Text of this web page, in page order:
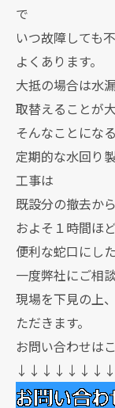
で
いつ故障しても
よくあります。
大抵の場合は水
取替えることが大
そんなことにな
定期的な水回り
工事は
既設分の撤去か
およそ１時間ほ
便利な蛇口にし
一度弊社にご相
現場を下見の上
ただきます。
お問い合わせは
↓↓↓↓↓↓↓↓